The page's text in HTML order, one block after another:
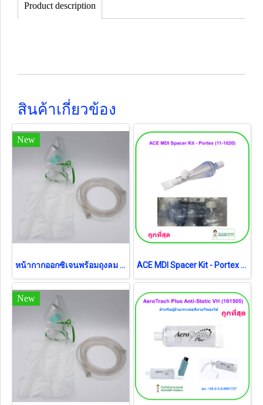
Product description
สินค้าเกี่ยวข้อง
New
หน้ากากออกซิเจนพร้อมถุงลม Oxygen Mask with Bag สำหรับผู้ใหญ่ Galemed (AO0093) ACE MDI Spacer Kit - Portex (11-1020) กระบอกช่วยพ่นยา
New